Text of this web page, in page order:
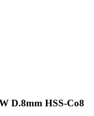
D.8mm HSS-Co8